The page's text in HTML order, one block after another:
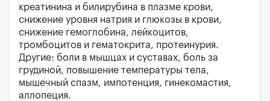
креатинина и билирубина в плазме крови,
снижение уровня натрия и глюкозы в крови,
снижение гемоглобина, лейкоцитов,
тромбоцитов и гематокрита, протеинурия.
Другие: боли в мышцах и суставах, боль за
грудиной, повышение температуры тела,
мышечный спазм, импотенция, гинекомастия,
аллопеция.